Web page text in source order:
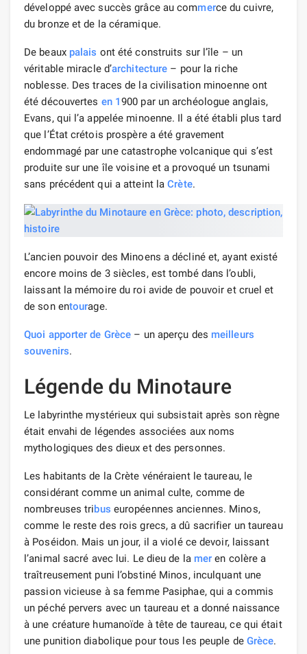
développé avec succès grâce au commerce du cuivre,
du bronze et de la céramique.
De beaux palais ont été construits sur l’île – un
véritable miracle d’architecture – pour la riche
noblesse. Des traces de la civilisation minoenne ont
été découvertes en 1900 par un archéologue anglais,
Evans, qui l’a appelée minoenne. Il a été établi plus tard
que l’État crétois prospère a été gravement
endommagé par une catastrophe volcanique qui s’est
produite sur une île voisine et a provoqué un tsunami
sans précédent qui a atteint laCrète.
L’ancien pouvoir des Minoens a décliné et, ayant existé
encore moins de 3 siècles, est tombé dans l’oubli,
laissant la mémoire du roi avide de pouvoir et cruel et
de son entourage.
Quoi apporter de Grèce – un aperçu des meilleurs
souvenirs.
Légende du Minotaure
Le labyrinthe mystérieux qui subsistait après son règne
était envahi de légendes associées aux noms
mythologiques des dieux et des personnes.
Les habitants de la Crète vénéraient le taureau, le
considérant comme un animal culte, comme de
nombreuses tribus européennes anciennes. Minos,
comme le reste des rois grecs, a dû sacrifier un taureau
à Poséidon. Mais un jour, il a violé ce devoir, laissant
l’animal sacré avec lui. Le dieu de la mer en colère a
traîtreusement puni l’obstiné Minos, inculquant une
passion vicieuse à sa femme Pasiphae, qui a commis
un péché pervers avec un taureau et a donné naissance
à une créature humanoïde à tête de taureau, ce qui était
une punition diabolique pour tous les peuple de Grèce.